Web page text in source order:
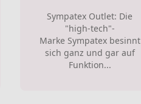
Sympatex Outlet: Die
"high-tech"-
Marke Sympatex besinnt
sich ganz und gar auf
Funktion...